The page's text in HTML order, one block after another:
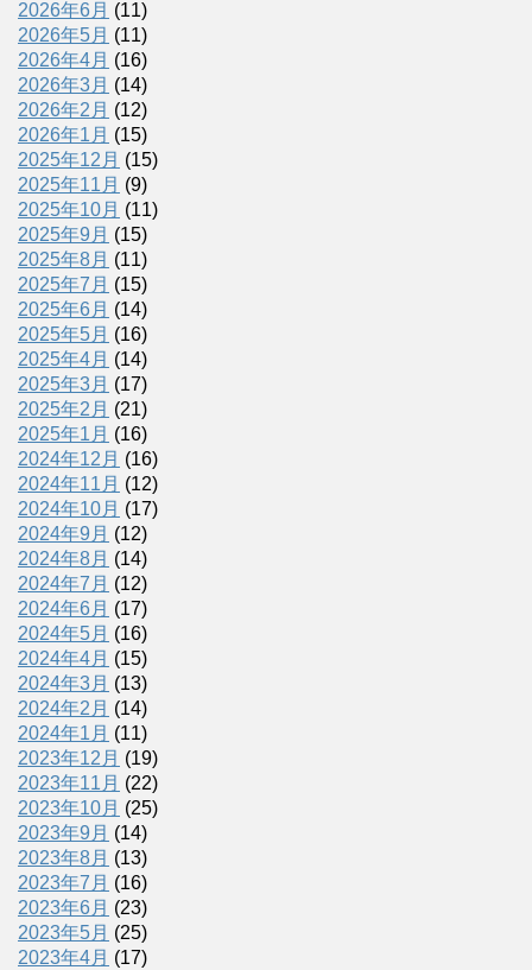
2026年6月 (11)
2026年5月 (11)
2026年4月 (16)
2026年3月 (14)
2026年2月 (12)
2026年1月 (15)
2025年12月 (15)
2025年11月 (9)
2025年10月 (11)
2025年9月 (15)
2025年8月 (11)
2025年7月 (15)
2025年6月 (14)
2025年5月 (16)
2025年4月 (14)
2025年3月 (17)
2025年2月 (21)
2025年1月 (16)
2024年12月 (16)
2024年11月 (12)
2024年10月 (17)
2024年9月 (12)
2024年8月 (14)
2024年7月 (12)
2024年6月 (17)
2024年5月 (16)
2024年4月 (15)
2024年3月 (13)
2024年2月 (14)
2024年1月 (11)
2023年12月 (19)
2023年11月 (22)
2023年10月 (25)
2023年9月 (14)
2023年8月 (13)
2023年7月 (16)
2023年6月 (23)
2023年5月 (25)
2023年4月 (17)